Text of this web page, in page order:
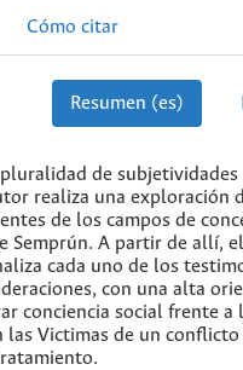
Cómo citar
Resumen (es)
de subjetividades
realiza una exploración
de los campos de
Semprún. A partir de allí,
cada uno de los
con una alta
conciencia social frente a
Victimas de un